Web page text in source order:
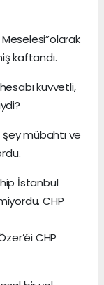
Meselesi”olarak
kaftandı.
kuvvetli,
mübahtı ve
İstanbul
CHP
CHP